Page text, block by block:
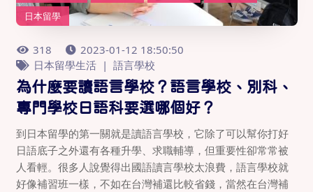
日本留學
318
2023-01-12 18:50:50
日本留學生活
語言學校
為什麼要讀語言學校？語言學校、別科、
專門學校日語科要選哪個好？
到日本留學的第一關就是讀語言學校，它除了可以幫你打好
日語底子之外還有各種升學、求職輔導，但重要性卻常常被
人看輕。很多人說覺得出國語讀言學校太浪費，語言學校就
好像補習班一樣，不如在台灣補還比較省錢，當然在台灣補